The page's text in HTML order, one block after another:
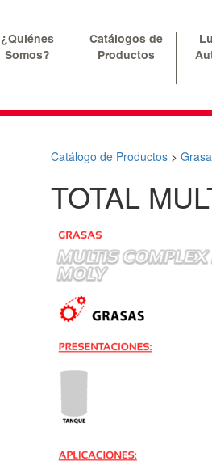
¿Quiénes
Somos?
Catálogos de
Productos
Catálogo de Productos>
TOTAL